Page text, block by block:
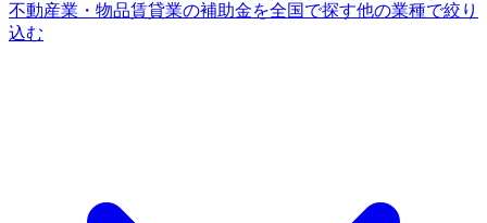
不動産業・物品賃貸業の補助金を全国で探す他の業種で絞り
込む